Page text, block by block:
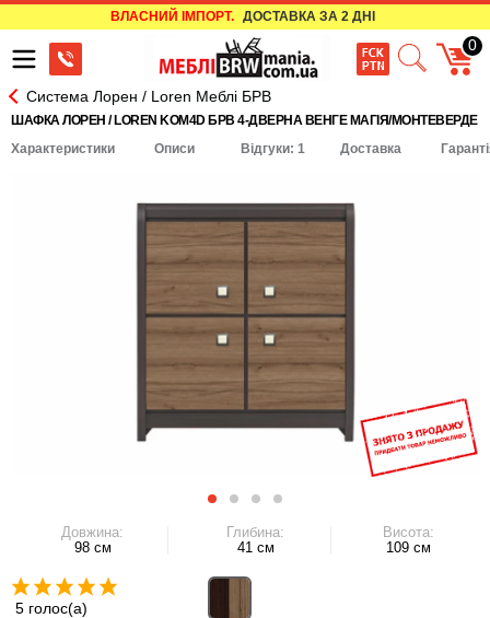
ВЛАСНИЙ ІМПОРТ. ДОСТАВКА ЗА 2 ДНІ
0
Система Лорен / Loren Меблі БРВ
ШАФКА ЛОРЕН / LOREN KOM4D БРВ 4-ДВЕРНА ВЕНГЕ МАГІЯ/МОНТЕВЕРДЕ
Характеристики
Описи Відгуки: 1 Доставка
Довжина:
98 см
Глибина:
41 см
Висота:
109 см
5 голос(а)